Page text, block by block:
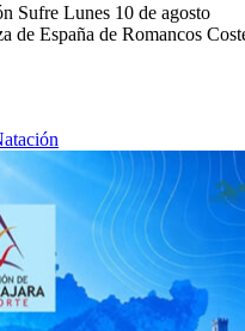
Sufre Lunes 10 de agosto
de España de Romancos